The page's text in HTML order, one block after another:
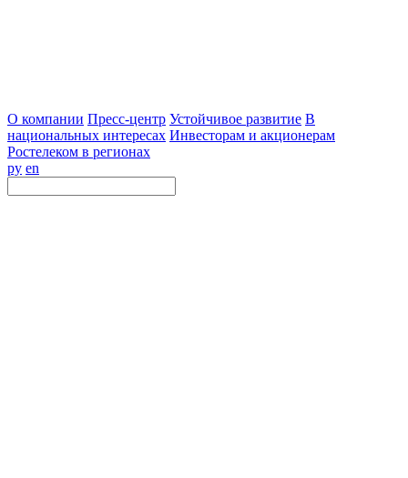
О компании Пресс-центр Устойчивое развитие В
национальных интересах Инвесторам и акционерам
Ростелеком в регионах
ру en